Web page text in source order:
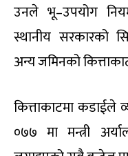
उनले भू–उपयोग
स्थानीय सरकारको
अन्य जमिनको
कित्ताकाटमा कडाईले
०७७ मा मन्त्री